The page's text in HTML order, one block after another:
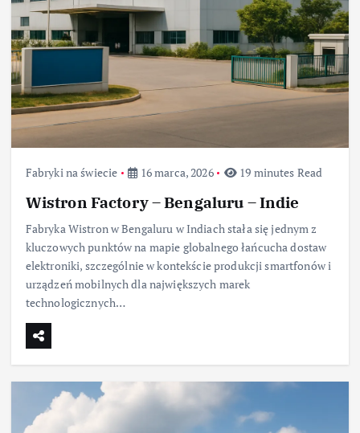
Fabryki na świecie 16 marca, 2026 19 minutes Read
Wistron Factory – Bengaluru – Indie
Fabryka Wistron w Bengaluru w Indiach stała się jednym z
kluczowych punktów na mapie globalnego łańcucha dostaw
elektroniki, szczególnie w kontekście produkcji smartfonów i
urządzeń mobilnych dla największych marek
technologicznych…